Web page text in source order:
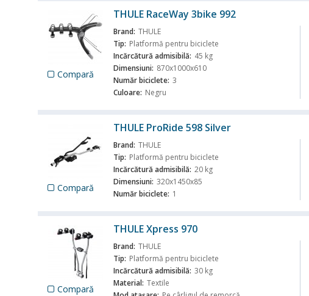
Compară
THULE RaceWay 3bike 992
Brand: THULE
Tip: Platformă pentru biciclete
Incărcătură admisibilă: 45 kg
Dimensiuni: 870x1000x610
Număr biciclete: 3
Culoare: Negru
Compară
THULE ProRide 598 Silver
Brand: THULE
Tip: Platformă pentru biciclete
Incărcătură admisibilă: 20 kg
Dimensiuni: 320x1450x85
Număr biciclete: 1
Compară
THULE Xpress 970
Brand: THULE
Tip: Platformă pentru biciclete
Incărcătură admisibilă: 30 kg
Material: Textile